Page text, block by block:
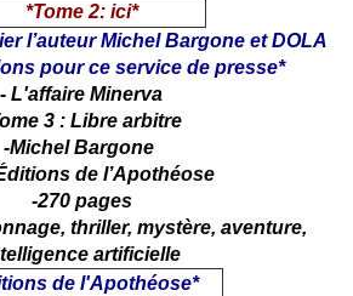
*Tome 2: ici*
l’auteur Michel Bargone et DOLA
pour ce service de presse*
- L'affaire Minerva
3 : Libre arbitre
-Michel Bargone
de l’Apothéose
-270 pages
thriller, mystère, aventure,
artificielle
de l'Apothéose*